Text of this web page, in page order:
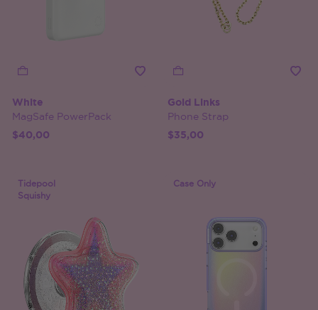
White
MagSafe PowerPack
$40,00
Gold Links
Phone Strap
$35,00
Tidepool
Squishy
Case Only